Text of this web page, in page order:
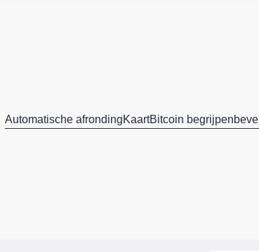
Automatische afrondingKaartBitcoin begrijpen